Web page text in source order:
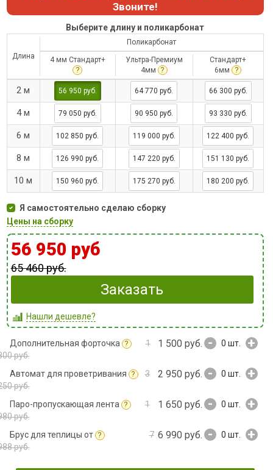
Звоните!
Выберите длину и поликарбонат
Длина
Поликарбонат
4 мм Стандарт+
?
Ультра-Премиум
4мм
?
Стандарт+
6мм ?
2 м 56 950 руб. 64 770 руб. 66 300 руб.
4 м 79 050 руб. 90 950 руб. 93 330 руб.
6 м 102 850 руб. 119 000 руб. 122 400 руб.
8 м 126 990 руб. 147 220 руб. 151 130 руб.
10 м 150 960 руб. 175 270 руб. 180 200 руб.
Я самостоятельно сделаю сборку
Цены на сборку
56 950 руб
65 460 руб.
Заказать
Нашли дешевле?
Дополнительная форточка ?
1
руб.
1 500 руб. - 0 шт. +
Автомат для проветривания ?
3
руб.
2 950 руб. - 0 шт. +
Паро-пропускающая лента ?
1
руб.
1 650 руб. - 0 шт. +
Брус для теплицы от ?
7
руб.
6 990 руб. - 0 шт. +